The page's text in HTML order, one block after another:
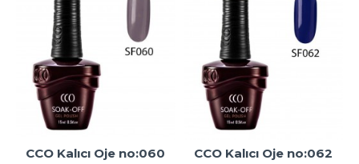
CCO Kalıcı Oje no:060
CCO Kalıcı Oje no:062